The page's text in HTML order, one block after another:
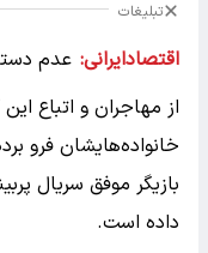
تبلیغات
اقتصادایرانی: عدم
از مهاجران و اتباع
خانواده‌هایشان فرو
بازیگر موفق سریال
داده است.